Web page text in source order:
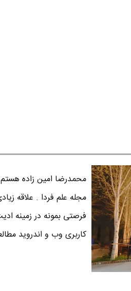
محمدرضا امين زاده
مجله علم فردا . علاقه
فرصتی بمونه در زمینه
کاربری وب و اندروید